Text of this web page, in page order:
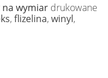
wymiar drukowane
,flizelina,winyl,